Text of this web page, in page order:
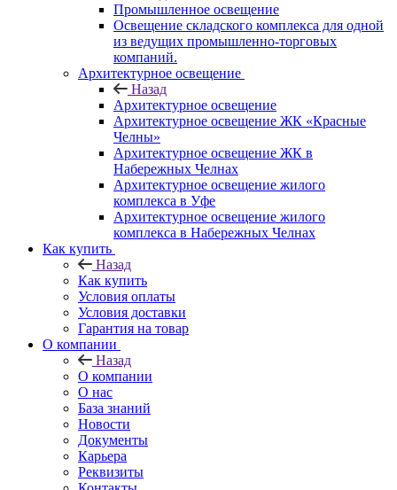
Промышленное освещение
Освещение складского комплекса для одной
из ведущих промышленно-торговых
компаний.
Архитектурное освещение
Назад
Архитектурное освещение
Архитектурное освещение ЖК «Красные
Челны»
Архитектурное освещение ЖК в
Набережных Челнах
Архитектурное освещение жилого
комплекса в Уфе
Архитектурное освещение жилого
комплекса в Набережных Челнах
Как купить
Назад
Как купить
Условия оплаты
Условия доставки
Гарантия на товар
О компании
Назад
О компании
О нас
База знаний
Новости
Документы
Карьера
Реквизиты